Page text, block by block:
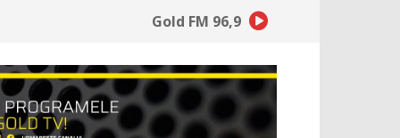
Gold FM 96,9